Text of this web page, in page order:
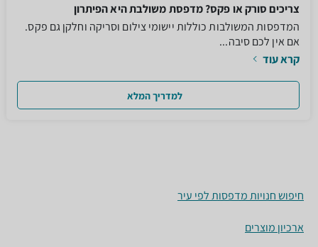
צריכים סורק או פקס? מדפסת משולבת היא הפיתרון
המדפסות המשולבות כוללות יישומי צילום וסריקה וחלקן גם פקס.
אם אין לכם סיבה...
קרא עוד
למדריך המלא
חיפוש חנויות מדפסות לפי עיר
ארכיון מוצרים